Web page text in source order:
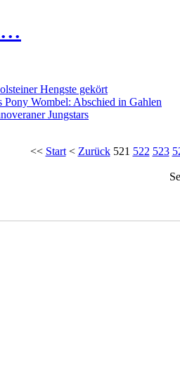
Hengste gekört
Pony Wombel: Abschied in Gahlen
Jungstars
<< Start< Zurück 521 522 523